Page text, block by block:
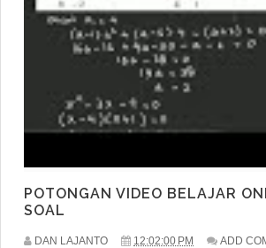
POTONGAN VIDEO BELAJAR
SOAL
DAN LAJANTO 12:02:00 PM ADD